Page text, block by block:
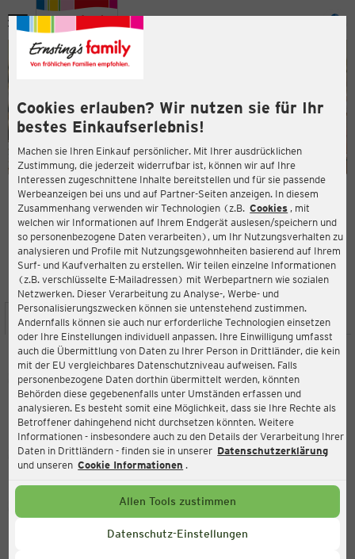
Cookies erlauben? Wir nutzen sie für Ihr
bestes Einkaufserlebnis!
Machen sie Ihren Einkauf persönlicher. Mit Ihrer ausdrücklichen
Zustimmung, die jederzeit widerrufbar ist, können wir auf Ihre
Interessen zugeschnittene Inhalte bereitstellen und für sie passende
Werbeanzeigen bei uns und auf Partner-Seiten anzeigen. In diesem
Zusammenhang verwenden wir Technologien (z.B. Cookies , mit
welchen wir Informationen auf Ihrem Endgerät auslesen/speichern und
so personenbezogene Daten verarbeiten), um Ihr Nutzungsverhalten zu
analysieren und Profile mit Nutzungsgewohnheiten basierend auf Ihrem
Surf- und Kaufverhalten zu erstellen. Wir teilen einzelne Informationen
(z.B. verschlüsselte E-Mailadressen) mit Werbepartnern wie sozialen
Netzwerken. Dieser Verarbeitung zu Analyse-, Werbe- und
Personalisierungszwecken können sie untenstehend zustimmen.
Andernfalls können sie auch nur erforderliche Technologien einsetzen
oder Ihre Einstellungen individuell anpassen. Ihre Einwilligung umfasst
auch die Übermittlung von Daten zu Ihrer Person in Drittländer, die kein
mit der EU vergleichbares Datenschutzniveau aufweisen. Falls
personenbezogene Daten dorthin übermittelt werden, könnten
Behörden diese gegebenenfalls unter Umständen erfassen und
analysieren. Es besteht somit eine Möglichkeit, dass sie Ihre Rechte als
Betroffener dahingehend nicht durchsetzen könnten. Weitere
Informationen - insbesondere auch zu den Details der Verarbeitung Ihrer
Daten in Drittländern - finden sie in unserer Datenschutzerklärung
und unseren Cookie Informationen .
Allen Tools zustimmen
Datenschutz-Einstellungen
Menü
ERNSTING'S FAMILY FILIALE
Kirchenstraße 10a
27711 Osterholz-Scharmbeck
4,4
Bewertung:
STANDORT SERVICES SORTIMENT AKTIONEN
Ernsting's family
Kirchenstraße 10a, 27711 Osterholz-Scharmbeck
Aktuell:
Geschlossen
Service Hotline
+49 (0) 2546 / 98 999 98